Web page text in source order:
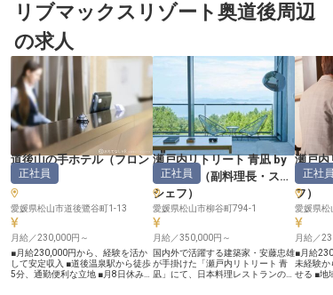
れた新鮮な食材を豪華に使った会席
料理が自慢です。満天の星空や波の
心に残る特別な時間を提供していま
す。お客様の「美味しい」という笑
顔のために、素材の持ち味を最大限
に引き出すお料理で感動を届ける、
そんなおもてなしの心を大切にして
います。 ーー【成長できる環境と
働きやすい職場】 宿泊されたお客
様の夕食・朝食、お食事のみのお客
様への料理全般をお任せします。魚
の仕入れや、季節の旬の魚種に応じ
たメニュー開発にも携わることがで
き、調理スキルをさらに高めること
ができます。繁忙期は夏ですが、深
夜業務などはなく、オンオフの切り
替えをしっかりしながら働ける環境
です。調理経験ジャンルは不問、人
柄重視でU・Iターンの方も歓迎いた
します。 ※2025年12月11日時点の
情報です
身だけでなく、知人・友人の施設利
用優待制度など、多種多様な福利厚
時点の情報です。
海に浮か
ランピン
鮮な食材
を持つ
す。朝
「食」
ていただ
く充実
和食調
を磨ける
住宅手当
り、島で
シフト
15時間
今治港か
の無料送
りません
環境で
一緒に創
和食への
しまなみ
※2025年
リブマックスリゾート奥道後周辺
の求人
道後山の手ホテル（フロン
ト）
正社員
愛媛県松山市道後鷺谷町1-13
月給／230,000円～
■月給230,000円から、経験を活か
して安定収入 ■道後温泉駅から徒歩
5分、通勤便利な立地 ■月8日休み確
瀬戸内リトリート 青凪 by
温故知新
（副料理長・スー
シェフ ）
正社員
愛媛県松山市柳谷町794-1
月給／350,000円～
国内外で活躍する建築家・安藤忠雄
が手掛けた「瀬戸内リトリート 青
凪」にて、日本料理レストランの副
瀬戸内
温故知
フ ）
正社員
愛媛県松
月給／
■月給
未経験か
せる ■地